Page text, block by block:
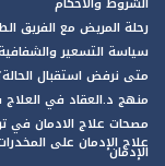
رحلة المريض مع الفريق
سياسة التسعير
متى نرفض استقبال
منهج د.العقاد في العلاج
مصحات علاج الادمان في
علاج الإدمان على
الإدمان